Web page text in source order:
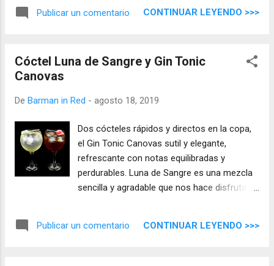
Publicar un comentario CONTINUAR LEYENDO >>>
Cóctel Luna de Sangre y Gin Tonic
Canovas
De Barman in Red - agosto 18, 2019
Dos cócteles rápidos y directos en la copa,
el Gin Tonic Canovas sutil y elegante,
refrescante con notas equilibradas y
perdurables. Luna de Sangre es una mezcla
sencilla y agradable que nos hace disfrutar
Publicar un comentario CONTINUAR LEYENDO >>>